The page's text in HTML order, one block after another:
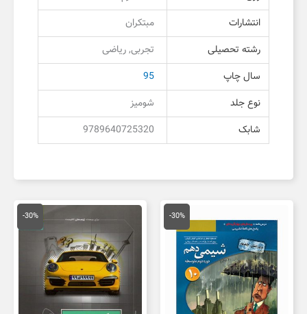
انتشارات
مبتکران
رشته تحصیلی
تجربی, ریاضی
سال چاپ
95
نوع جلد
شومیز
شابک
9789640725320
-30%
36,000 تومان
بود.
قیمت
فعلی
است.
-30%
قیمت
اصلی
21,000 تومان
بود.
قیمت
فعلی